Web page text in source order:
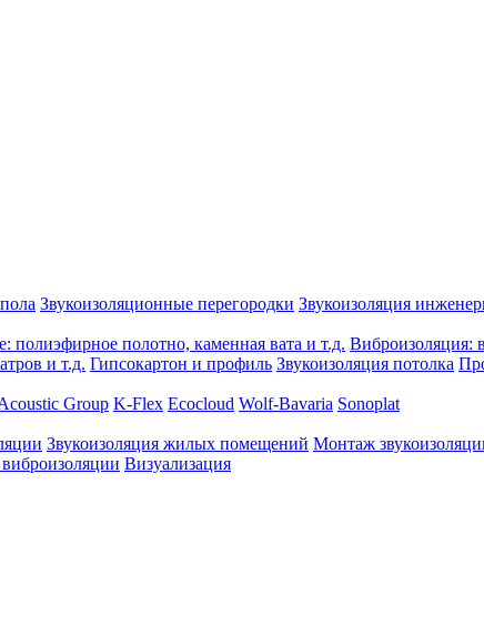
Звукоизоляционные перегородки Звукоизоляция
полиэфирное полотно, каменная вата и т.д. Виброизоляция:
и т.д. Гипсокартон и профиль Звукоизоляция потолка
Group K-Flex Ecocloud Wolf-Bavaria Sonoplat
Звукоизоляция жилых помещений Монтаж
Визуализация